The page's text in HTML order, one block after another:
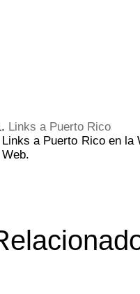
Links a Puerto Rico
Links a Puerto Rico en la
Web.